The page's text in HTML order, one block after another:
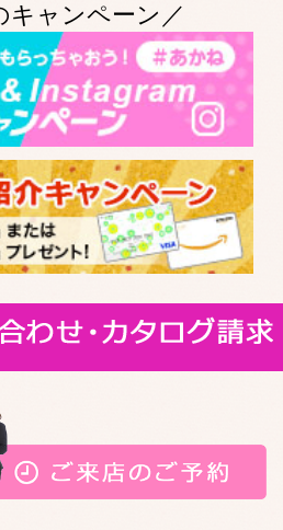
キャンペーン／